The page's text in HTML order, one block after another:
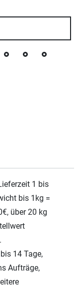
1 bis
bis 1kg =
über 20 kg
14 Tage,
Aufträge,